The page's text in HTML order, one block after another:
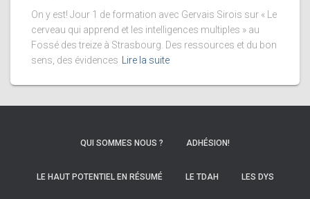
On y est! Jour 1 de formation avec Gervais Sirois sur « Le
cerveau qui apprend et les intelligences multiples » au
Fossé des treize à Strasbourg. Des ressources et du bon
sens, des évidences
Lire la suite
QUI SOMMES NOUS ? ADHÉSION!
LE HAUT POTENTIEL EN RÉSUMÉ LE TDAH LES DYS